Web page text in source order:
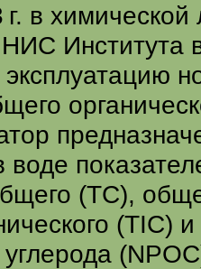
в химической
НИС Института
(ТС),
(TIC) и
углерода